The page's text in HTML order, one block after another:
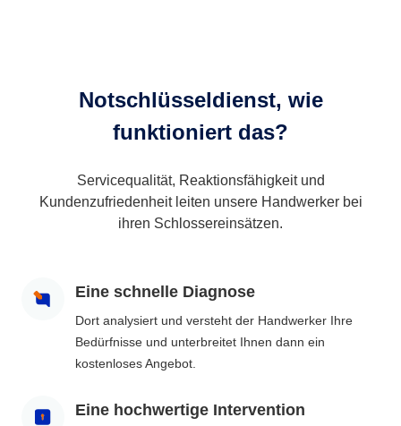
Notschlüsseldienst, wie
funktioniert das?
Servicequalität, Reaktionsfähigkeit und
Kundenzufriedenheit leiten unsere Handwerker bei
ihren Schlossereinsätzen.
Eine schnelle Diagnose
Dort analysiert und versteht der Handwerker Ihre
Bedürfnisse und unterbreitet Ihnen dann ein
kostenloses Angebot.
Eine hochwertige Intervention